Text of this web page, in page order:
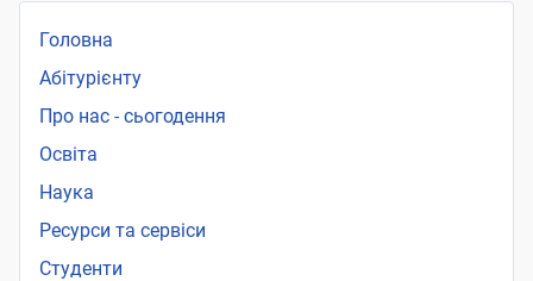
Головна
Абітурієнту
Про нас - сьогодення
Освіта
Наука
Ресурси та сервіси
Студенти